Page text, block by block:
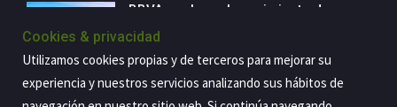
BBVA acelera el crecimiento de su
de especialización presente en siete
países
29-Julio-2026
Cookies & privacidad
Utilizamos cookies propias y de terceros para mejorar su
experiencia y nuestros servicios analizando sus hábitos de